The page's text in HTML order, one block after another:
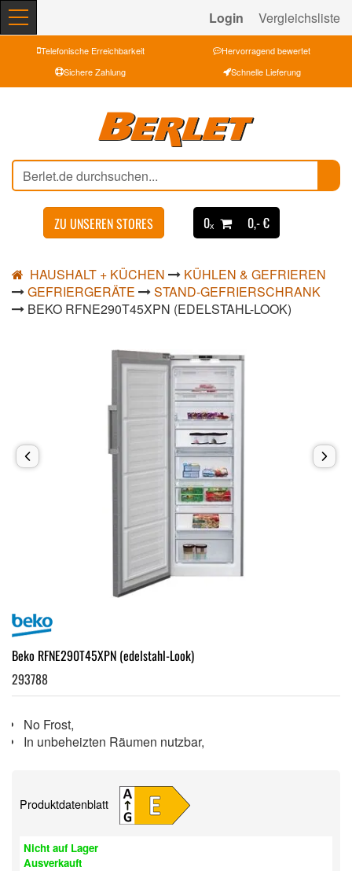
Login Vergleichsliste
Telefonische Erreichbarkeit
Hervorragend bewertet
Sichere Zahlung
Schnelle Lieferung
ZU UNSEREN STORES 0ₓ 0,- €
HAUSHALT + KÜCHEN
KÜHLEN & GEFRIEREN
GEFRIERGERÄTE
STAND-GEFRIERSCHRANK
BEKO RFNE290T45XPN (EDELSTAHL-LOOK)
Beko RFNE290T45XPN (edelstahl-Look)
293788
No Frost,
In unbeheizten Räumen nutzbar,
Produktdatenblatt
Nicht auf Lager
Ausverkauft